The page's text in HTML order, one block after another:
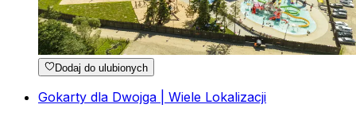
Dodaj do ulubionych
Gokarty dla Dwojga | Wiele Lokalizacji